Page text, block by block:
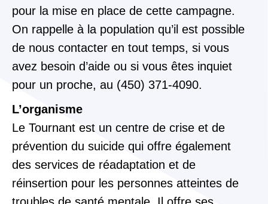
pour la mise en place de cette campagne.
On rappelle à la population qu’il est possible
de nous contacter en tout temps, si vous
avez besoin d’aide ou si vous êtes inquiet
pour un proche, au (450) 371-4090.
L’organisme
Le Tournant est un centre de crise et de
prévention du suicide qui offre également
des services de réadaptation et de
réinsertion pour les personnes atteintes de